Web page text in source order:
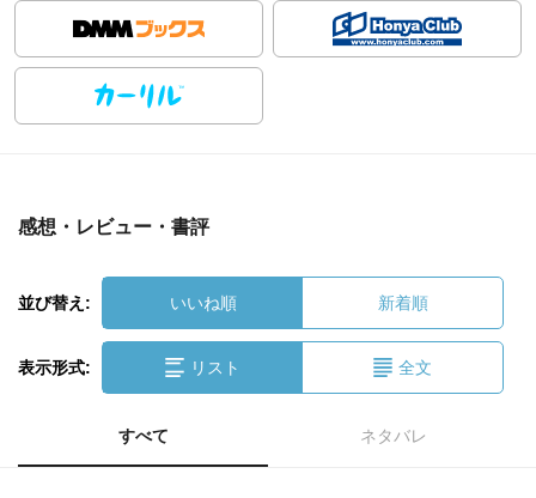
感想・レビュー・書評
並び替え: いいね順 新着順
表示形式: リスト 全文
すべて ネタバレ